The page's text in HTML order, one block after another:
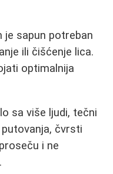
je sapun potreban
ili čišćenje lica.
optimalnija
sa više ljudi, tečni
čvrsti
i ne